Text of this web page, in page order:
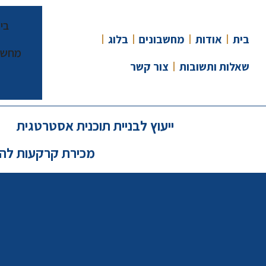
בית אודות מחשבונים
בלוג
שאלות ותשובות
צור קשר
ייעוץ לבניית תוכנית אסטרטגית
מכירת קרקעות